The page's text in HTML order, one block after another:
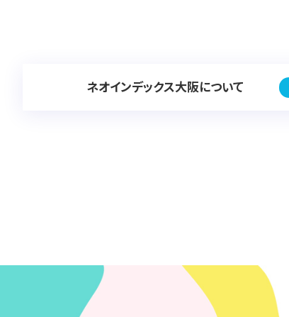
ネオインデックス大阪について